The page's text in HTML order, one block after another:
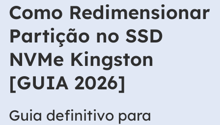
Como Redimensionar
Partição no SSD
NVMe Kingston
[GUIA 2026]
Guia definitivo para